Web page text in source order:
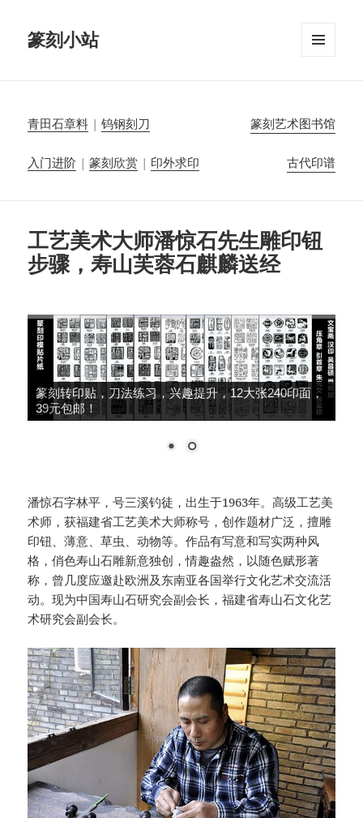
篆刻小站
青田石章料 |钨钢刻刀 篆刻艺术图书馆
入门进阶 |篆刻欣赏 | 印外求印 古代印谱
工艺美术大师潘惊石先生雕印钮
步骤，寿山芙蓉石麒麟送经
大师推荐，细柳系列手工冷作，鸟虫篆、朱文篆刻
刀，49元包邮！
潘惊石字林平，号三溪钓徒，出生于1963年。高级工艺美
术师，获福建省工艺美术大师称号，创作题材广泛，擅雕
印钮、薄意、草虫、动物等。作品有写意和写实两种风
格，俏色寿山石雕新意独创，情趣盎然，以随色赋形著
称，曾几度应邀赴欧洲及东南亚各国举行文化艺术交流活
动。现为中国寿山石研究会副会长，福建省寿山石文化艺
术研究会副会长。